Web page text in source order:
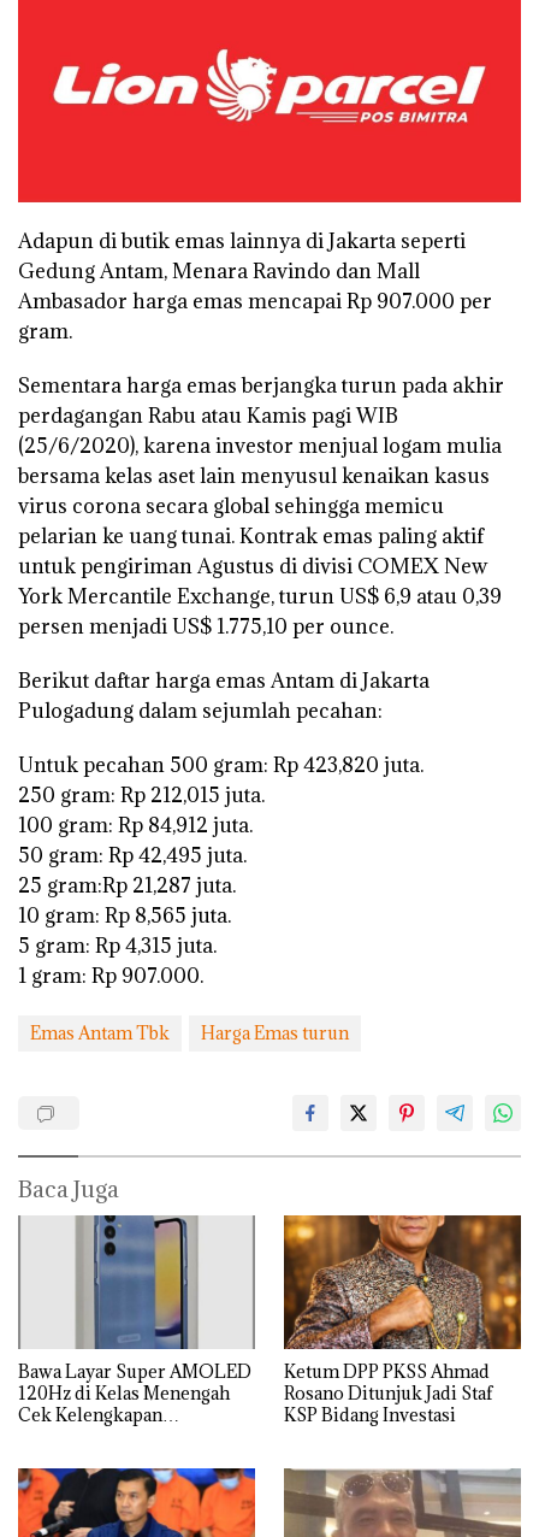
Adapun di butik emas lainnya di Jakarta seperti
Gedung Antam, Menara Ravindo dan Mall
Ambasador harga emas mencapai Rp 907.000 per
gram.
Sementara harga emas berjangka turun pada akhir
perdagangan Rabu atau Kamis pagi WIB
(25/6/2020), karena investor menjual logam mulia
bersama kelas aset lain menyusul kenaikan kasus
virus corona secara global sehingga memicu
pelarian ke uang tunai. Kontrak emas paling aktif
untuk pengiriman Agustus di divisi COMEX New
York Mercantile Exchange, turun US$ 6,9 atau 0,39
persen menjadi US$ 1.775,10 per ounce.
Berikut daftar harga emas Antam di Jakarta
Pulogadung dalam sejumlah pecahan:
Untuk pecahan 500 gram: Rp 423,820 juta.
250 gram: Rp 212,015 juta.
100 gram: Rp 84,912 juta.
50 gram: Rp 42,495 juta.
25 gram:Rp 21,287 juta.
10 gram: Rp 8,565 juta.
5 gram: Rp 4,315 juta.
1 gram: Rp 907.000.
Emas Antam Tbk Harga Emas turun
Baca Juga
Bawa Layar Super AMOLED
120Hz di Kelas Menengah
Cek Kelengkapan
Ketum DPP PKSS Ahmad
Rosano Ditunjuk Jadi Staf
KSP Bidang Investasi